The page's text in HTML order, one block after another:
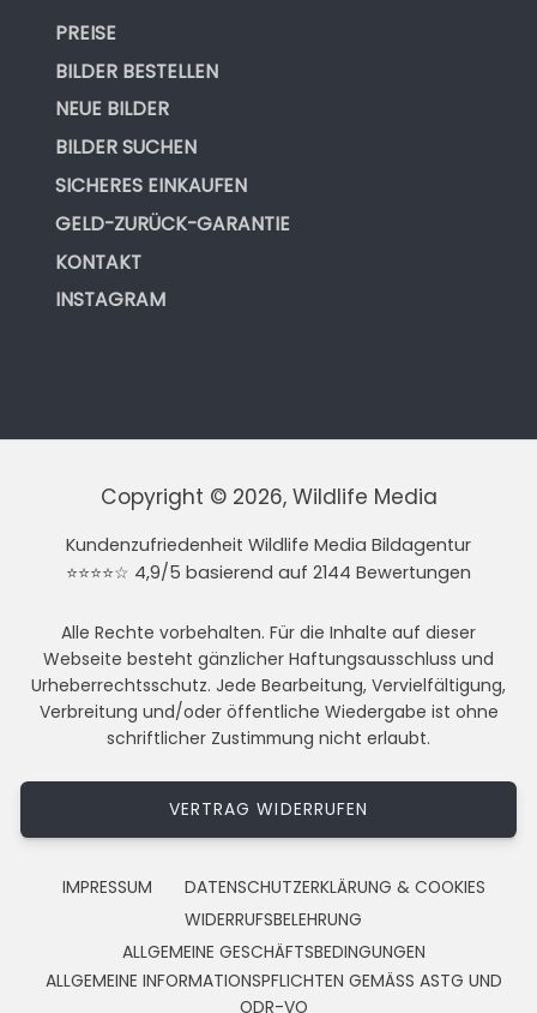
PREISE
BILDER BESTELLEN
NEUE BILDER
BILDER SUCHEN
SICHERES EINKAUFEN
GELD-ZURÜCK-GARANTIE
KONTAKT
INSTAGRAM
Copyright © 2026, Wildlife Media
Kundenzufriedenheit Wildlife Media Bildagentur
⭐⭐⭐⭐☆ 4,9/5 basierend auf 2144 Bewertungen
Alle Rechte vorbehalten. Für die Inhalte auf dieser
Webseite besteht gänzlicher Haftungsausschluss und
Urheberrechtsschutz. Jede Bearbeitung, Vervielfältigung,
Verbreitung und/oder öffentliche Wiedergabe ist ohne
schriftlicher Zustimmung nicht erlaubt.
VERTRAG WIDERRUFEN
IMPRESSUM
DATENSCHUTZERKLÄRUNG & COOKIES
WIDERRUFSBELEHRUNG
ALLGEMEINE GESCHÄFTSBEDINGUNGEN
ALLGEMEINE INFORMATIONSPFLICHTEN GEMÄSS ASTG UND
ODR-VO